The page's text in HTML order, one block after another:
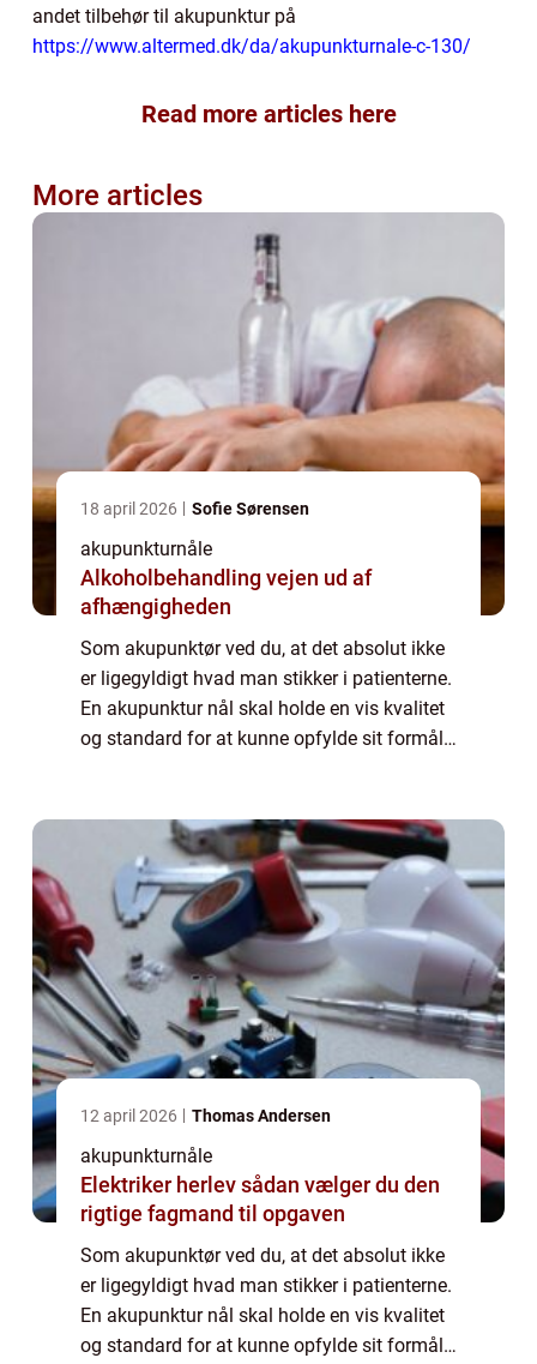
andet tilbehør til akupunktur på
https://www.altermed.dk/da/akupunkturnale-c-130/
Read more articles here
More articles
18 april 2026 Sofie Sørensen
akupunkturnåle
Alkoholbehandling vejen ud af
afhængigheden
Som akupunktør ved du, at det absolut ikke
er ligegyldigt hvad man stikker i patienterne.
En akupunktur nål skal holde en vis kvalitet
og standard for at kunne opfylde sit formål.
12 april 2026 Thomas Andersen
akupunkturnåle
Elektriker herlev sådan vælger du den
rigtige fagmand til opgaven
Som akupunktør ved du, at det absolut ikke
er ligegyldigt hvad man stikker i patienterne.
En akupunktur nål skal holde en vis kvalitet
og standard for at kunne opfylde sit formål.